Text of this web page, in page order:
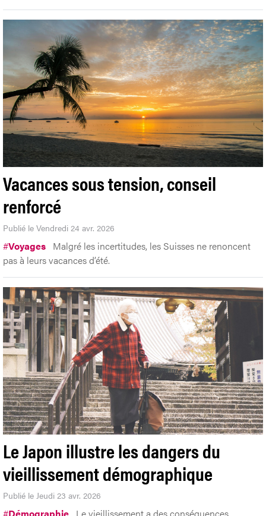
Vacances sous tension, conseil
renforcé
Publié le Vendredi 24 avr. 2026
#Voyages Malgré les incertitudes, les Suisses ne renoncent
pas à leurs vacances d’été.
Le Japon illustre les dangers du
vieillissement démographique
Publié le Jeudi 23 avr. 2026